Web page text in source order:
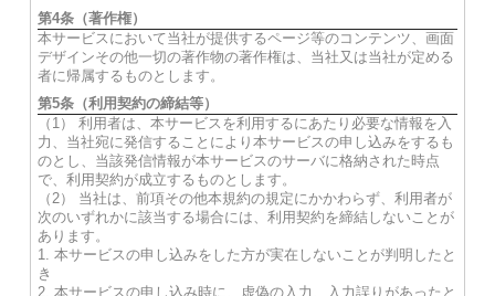
第4条（著作権）
本サービスにおいて当社が提供するページ等のコンテンツ、画面
デザインその他一切の著作物の著作権は、当社又は当社が定める
者に帰属するものとします。
第5条（利用契約の締結等）
（1） 利用者は、本サービスを利用するにあたり必要な情報を入
力、当社宛に発信することにより本サービスの申し込みをするも
のとし、当該発信情報が本サービスのサーバに格納された時点
で、利用契約が成立するものとします。
（2） 当社は、前項その他本規約の規定にかかわらず、利用者が
次のいずれかに該当する場合には、利用契約を締結しないことが
あります。
1. 本サービスの申し込みをした方が実在しないことが判明したと
き
2. 本サービスの申し込み時に、虚偽の入力、入力誤りがあったと